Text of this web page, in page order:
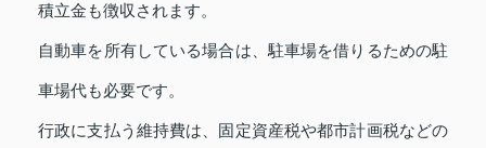
積立金も徴収されます。
自動車を所有している場合は、駐車場を借りるための駐
車場代も必要です。
行政に支払う維持費は、固定資産税や都市計画税などの